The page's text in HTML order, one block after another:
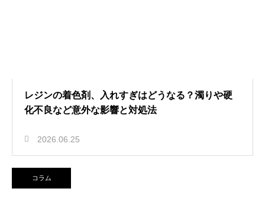
レジンの着色剤、入れすぎはどうなる？濁りや硬
化不良など意外な影響と対処法
2026.06.25
コラム